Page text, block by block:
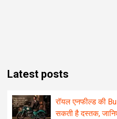
Latest posts
रॉयल एनफील्ड की
सकती है दस्तक,